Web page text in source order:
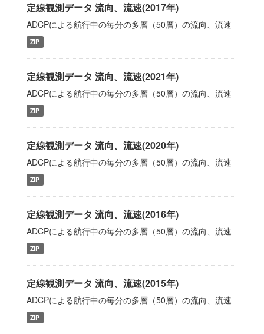
定線観測データ 流向、流速(2017年)
ADCPによる航行中の毎分の多層（50層）の流向、流速
ZIP
定線観測データ 流向、流速(2021年)
ADCPによる航行中の毎分の多層（50層）の流向、流速
ZIP
定線観測データ 流向、流速(2020年)
ADCPによる航行中の毎分の多層（50層）の流向、流速
ZIP
定線観測データ 流向、流速(2016年)
ADCPによる航行中の毎分の多層（50層）の流向、流速
ZIP
定線観測データ 流向、流速(2015年)
ADCPによる航行中の毎分の多層（50層）の流向、流速
ZIP